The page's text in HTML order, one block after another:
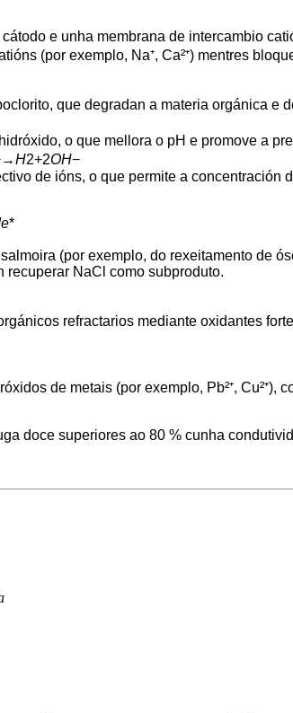
e unha membrana de intercambio
(por exemplo, Na⁺, Ca²⁺) mentres
que degradan a materia orgánica e
o que mellora o pH e promove a
H2+2OH−
de ións, o que permite a concentración
*
(por exemplo, do rexeitamento de
recuperar NaCl como subproduto.
refractarios mediante oxidantes
de metais (por exemplo, Pb²⁺, Cu²⁺),
doce superiores ao 80 % cunha